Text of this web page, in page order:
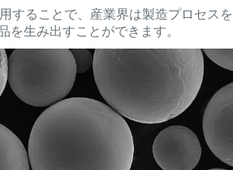
することで、産業界は製造プロセス
を生み出すことができます。